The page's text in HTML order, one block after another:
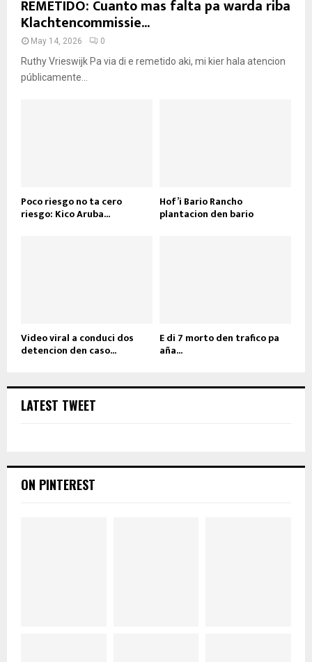
REMETIDO: Cuanto mas falta pa warda riba
Klachtencommissie...
May 14, 2026 0
Ruthy Vrieswijk Pa via di e remetido aki, mi kier hala atencion
públicamente...
Poco riesgo no ta cero
riesgo: Kico Aruba...
Hof’i Bario Rancho
plantacion den bario
Video viral a conduci dos
detencion den caso...
E di 7 morto den trafico pa
aña...
LATEST TWEET
ON PINTEREST